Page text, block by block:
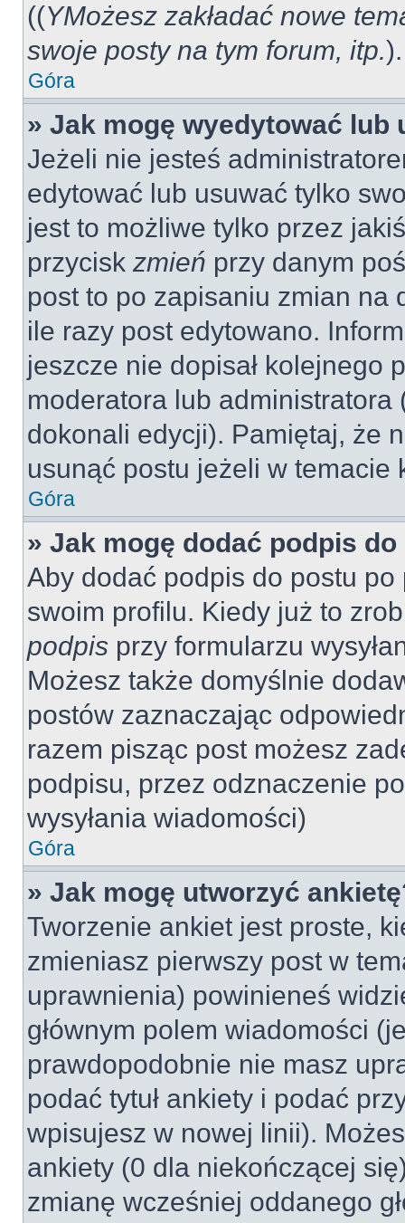
((YMożesz zakładać nowe
swoje posty na tym forum, itp.).
Góra
» Jak mogę wyedytować lub
Jeżeli nie jesteś
edytować lub usuwać tylko
jest to możliwe tylko przez
przycisk zmień przy danym
post to po zapisaniu zmian na
ile razy post edytowano.
jeszcze nie dopisał kolejnego
moderatora lub
dokonali edycji). Pamiętaj, że
usunąć postu jeżeli w temacie
Góra
» Jak mogę dodać podpis
Aby dodać podpis do postu
swoim profilu. Kiedy już to
podpis przy formularzu
Możesz także domyślnie
postów zaznaczając
razem pisząc post możesz
podpisu, przez odznaczenie
wysyłania wiadomości)
Góra
» Jak mogę utworzyć
Tworzenie ankiet jest proste,
zmieniasz pierwszy post w
uprawnienia) powinieneś
głównym polem wiadomości
prawdopodobnie nie masz
podać tytuł ankiety i podać
wpisujesz w nowej linii).
ankiety (0 dla niekończącej
zmianę wcześniej oddanego